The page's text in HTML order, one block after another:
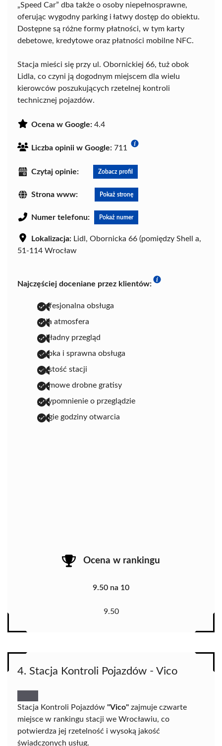
„Speed Car” dba także o osoby niepełnosprawne,
oferując wygodny parking i łatwy dostęp do obiektu.
Dostępne są różne formy płatności, w tym karty
debetowe, kredytowe oraz płatności mobilne NFC.
Stacja mieści się przy ul. Obornickiej 66, tuż obok
Lidla, co czyni ją dogodnym miejscem dla wielu
kierowców poszukujących rzetelnej kontroli
technicznej pojazdów.
Ocena w Google: 4.4
Liczba opinii w Google: 711
Czytaj opinie: Zobacz profil
Strona www: Pokaż stronę
Numer telefonu: Pokaż numer
Lokalizacja: Lidl, Obornicka 66 (pomiędzy Shell a,
51-114 Wrocław
Najczęściej doceniane przez klientów:
profesjonalna obsługa
miła atmosfera
dokładny przegląd
szybka i sprawna obsługa
czystość stacji
darmowe drobne gratisy
przypomnienie o przeglądzie
długie godziny otwarcia
Ocena w rankingu
9.50 na 10
9.50
4. Stacja Kontroli Pojazdów - Vico
Stacja Kontroli Pojazdów "Vico" zajmuje czwarte
miejsce w rankingu stacji we Wrocławiu, co
potwierdza jej rzetelność i wysoką jakość
świadczonych usług.